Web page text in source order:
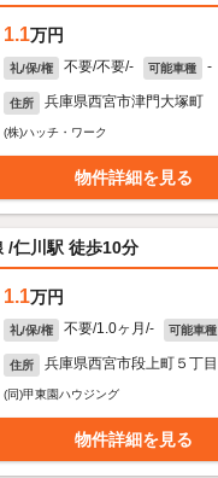
1.1万円
礼/保/権 不要/不要/- 可能車種 -
住所 兵庫県西宮市津門大塚町
(株)ハッチ・ワーク
物件詳細を見る
/仁川駅 徒歩10分
1.1万円
礼/保/権 不要/1.0ヶ月/- 可能車種
住所 兵庫県西宮市段上町５丁目
(同)甲東園ハウジング
物件詳細を見る